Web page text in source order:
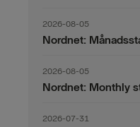
2026-08-05
Nordnet:
2026-08-05
Nordnet: Monthly
2026-07-31